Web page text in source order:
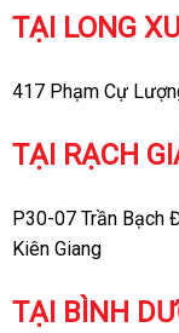
TẠI LONG
417 Phạm Cự
TẠI RẠCH
P30-07 Trần Bạch
Kiên Giang
TẠI BÌNH